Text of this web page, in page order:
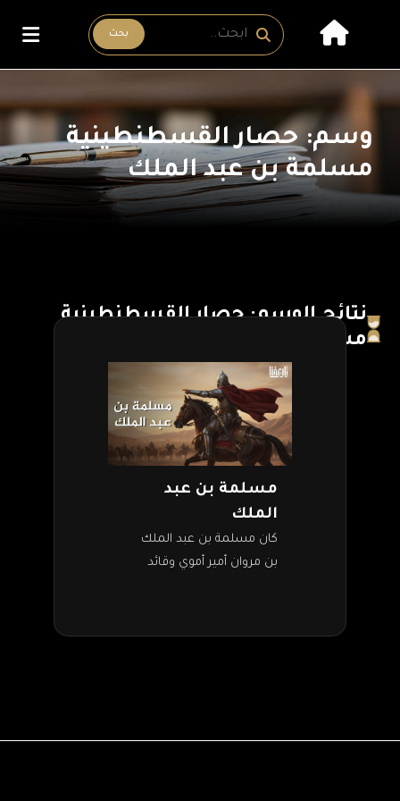
بحث
وسم: حصار القسطنطينية
مسلمة بن عبد الملك
نتائج الوسم: حصار القسطنطينية
مسلمة بن عبد الملك
مسلمة بن عبد
الملك
كان مسلمة بن عبد الملك
بن مروان أمير أموي وقائد
الإسلامي. خاض الكثير من